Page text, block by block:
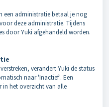
een administratie betaal je nog
deze administratie. Tijdens
door Yuki afgehandeld worden.
verandert Yuki de status
naar 'Inactief'. Een
het overzicht van alle